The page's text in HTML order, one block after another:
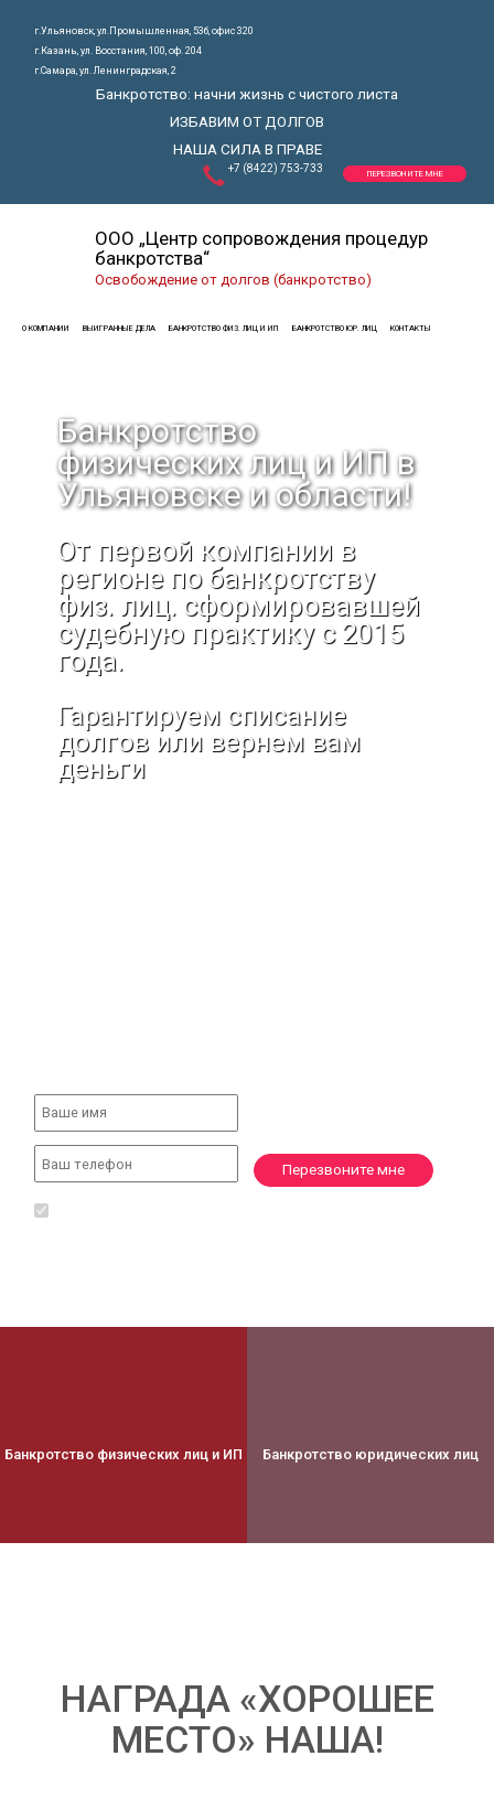
г.Ульяновск, ул.Промышленная, 53б, офис 320
г.Казань, ул. Восстания, 100, оф. 204
г.Самара, ул. Ленинградская, 2
Банкротство: начни жизнь с чистого листа
ИЗБАВИМ ОТ ДОЛГОВ
НАША СИЛА В ПРАВЕ
+7 (8422) 753-733 ПЕРЕЗВОНИТЕ МНЕ
ООО „Центр сопровождения процедур
банкротства“
Освобождение от долгов (банкротство)
О КОМПАНИИ ВЫИГРАННЫЕ ДЕЛА БАНКРОТСТВО ФИЗ. ЛИЦ И ИП БАНКРОТСТВО ЮР. ЛИЦ КОНТАКТЫ
Банкротство
физических лиц и ИП в
Ульяновске и области!
От первой компании в
регионе по банкротству
физ. лиц. сформировавшей
судебную практику с 2015
года.
Гарантируем списание
долгов или вернем вам
деньги
Перезвоните мне
Банкротство физических лиц и ИП Банкротство юридических лиц
НАГРАДА «ХОРОШЕЕ
МЕСТО» НАША!